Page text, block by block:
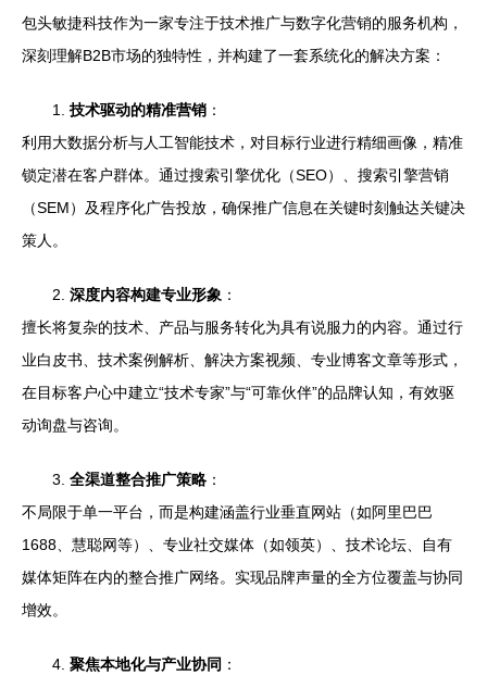
包头敏捷科技作为一家专注于技术推广与数字化营销的服务机构，
深刻理解B2B市场的独特性，并构建了一套系统化的解决方案：
1. 技术驱动的精准营销 ：
利用大数据分析与人工智能技术，对目标行业进行精细画像，精准
锁定潜在客户群体。通过搜索引擎优化（SEO）、搜索引擎营销
（SEM）及程序化广告投放，确保推广信息在关键时刻触达关键决
策人。
2. 深度内容构建专业形象 ：
擅长将复杂的技术、产品与服务转化为具有说服力的内容。通过行
业白皮书、技术案例解析、解决方案视频、专业博客文章等形式，
在目标客户心中建立“技术专家”与“可靠伙伴”的品牌认知，有效驱
动询盘与咨询。
3. 全渠道整合推广策略 ：
不局限于单一平台，而是构建涵盖行业垂直网站（如阿里巴巴
1688、慧聪网等）、专业社交媒体（如领英）、技术论坛、自有
媒体矩阵在内的整合推广网络。实现品牌声量的全方位覆盖与协同
增效。
4. 聚焦本地化与产业协同 ：